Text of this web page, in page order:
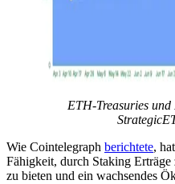
ETH-Treasuries
Wie Cointelegraph berichtete,
Fähigkeit, durch Staking
zu bieten und ein wachsendes